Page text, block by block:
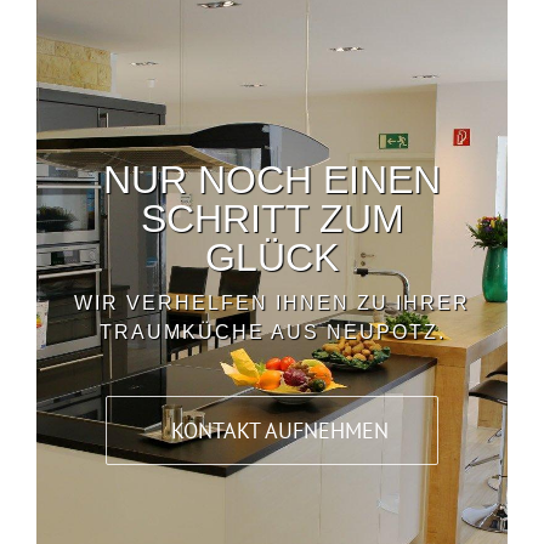
NUR NOCH EINEN
SCHRITT ZUM
GLÜCK
WIR VERHELFEN IHNEN ZU IHRER
TRAUMKÜCHE AUS NEUPOTZ.
KONTAKT AUFNEHMEN